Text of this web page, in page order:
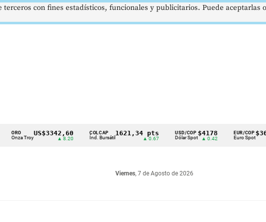
US$3342,60
▲ 8.20
COLCAP
Índ. Bursátil
1621,34 pts
▲ 0.67
USD/COP
Dólar Spot
$4178
▲ 0.42
EUR/COP
Euro Spot
$3672
—
Viernes, 7 de Agosto de 2026
con fines estadísticos, funcionales y publicitarios. Puede aceptarlas